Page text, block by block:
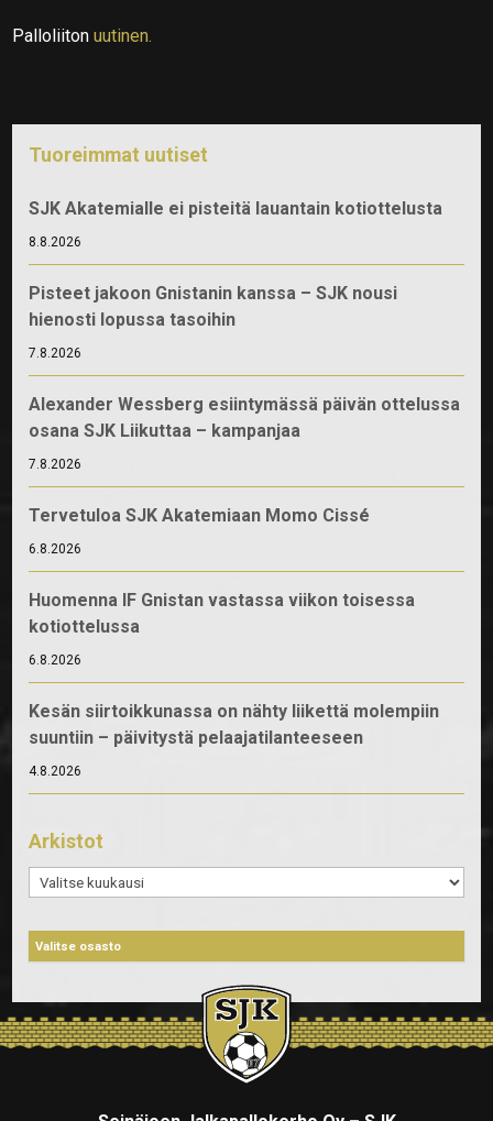
Palloliiton uutinen.
Tuoreimmat uutiset
SJK Akatemialle ei pisteitä lauantain kotiottelusta
8.8.2026
Pisteet jakoon Gnistanin kanssa – SJK nousi
hienosti lopussa tasoihin
7.8.2026
Alexander Wessberg esiintymässä päivän ottelussa
osana SJK Liikuttaa – kampanjaa
7.8.2026
Tervetuloa SJK Akatemiaan Momo Cissé
6.8.2026
Huomenna IF Gnistan vastassa viikon toisessa
kotiottelussa
6.8.2026
Kesän siirtoikkunassa on nähty liikettä molempiin
suuntiin – päivitystä pelaajatilanteeseen
4.8.2026
Arkistot
Arkistot